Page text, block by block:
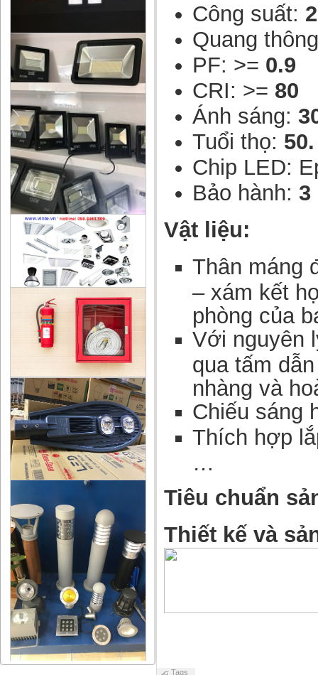
Công suất:
Quang
PF: >= 0.9
CRI: >= 80
Ánh sáng:
Tuổi thọ:
Chip LED:
Bảo hành: 3
Vật liệu:
Thân máng
– xám kết
phòng của
Với nguyên
qua tấm
nhàng và
Chiếu sáng
Thích hợp
Tiêu chuẩn
Thiết kế và
Tags